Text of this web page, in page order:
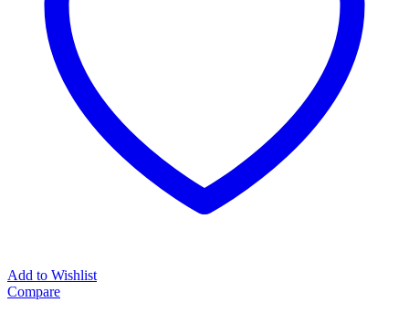
Add to Wishlist
Compare